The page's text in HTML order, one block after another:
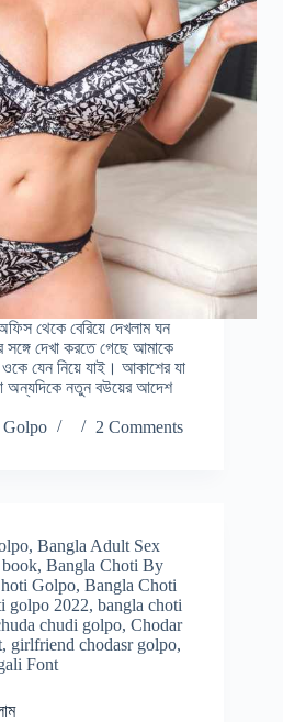
থেকে বেরিয়ে দেখলাম ঘন
সঙ্গে দেখা করতে গেছে আমাকে
যেন নিয়ে যাই। আকাশের যা
অন্যদিকে নতুন বউয়ের আদেশ
2 Comments
, Bangla Adult Sex
, Bangla Choti By
Golpo, Bangla Choti
golpo 2022, bangla choti
chudi golpo, Chodar
, girlfriend chodasr golpo,
Font